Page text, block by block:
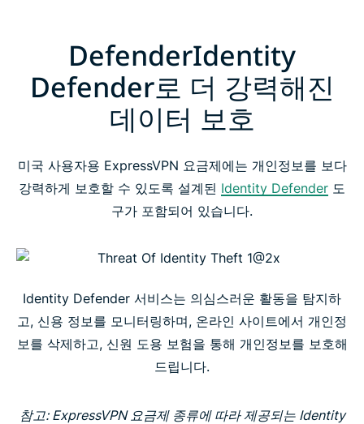
DefenderIdentity
Defender로 더 강력해진
데이터 보호
미국 사용자용 ExpressVPN 요금제에는 개인정보를 보다
강력하게 보호할 수 있도록 설계된 Identity Defender 도
구가 포함되어 있습니다.
Identity Defender 서비스는 의심스러운 활동을 탐지하
고, 신용 정보를 모니터링하며, 온라인 사이트에서 개인정
보를 삭제하고, 신원 도용 보험을 통해 개인정보를 보호해
드립니다.
참고: ExpressVPN 요금제 종류에 따라 제공되는 Identity